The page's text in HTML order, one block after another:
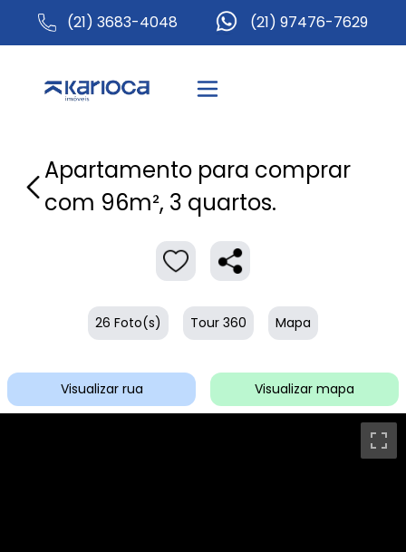
(21) 3683-4048 (21) 97476-7629
Apartamento para comprar
com 96m², 3 quartos.
26 Foto(s) Tour 360 Mapa
Visualizar rua Visualizar mapa